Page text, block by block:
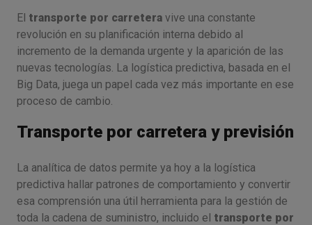
El transporte por carretera vive una constante
revolución en su planificación interna debido al
incremento de la demanda urgente y la aparición de las
nuevas tecnologías. La logística predictiva, basada en el
Big Data, juega un papel cada vez más importante en ese
proceso de cambio.
Transporte por carretera y previsión
La analítica de datos permite ya hoy a la logística
predictiva hallar patrones de comportamiento y convertir
esa comprensión una útil herramienta para la gestión de
toda la cadena de suministro, incluido el transporte por